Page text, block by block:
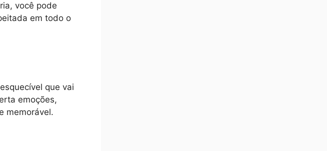
você pode
em todo o
que vai
emoções,
memorável.